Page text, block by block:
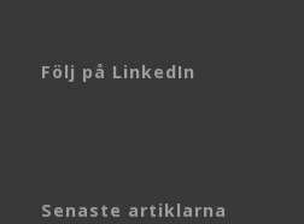
Följ på LinkedIn
Senaste artiklarna